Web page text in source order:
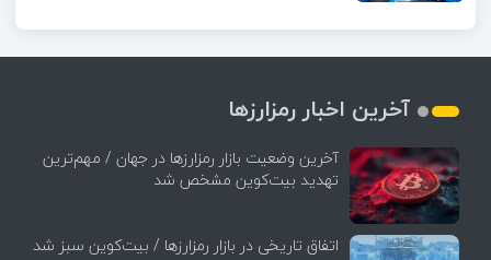
آخرین اخبار رمزارزها
آخرین وضعیت بازار رمزارزها در جهان / مهم‌ترین
تهدید بیت‌کوین مشخص شد
اتفاق تاریخی در بازار رمزارزها / بیت‌کوین سبز شد